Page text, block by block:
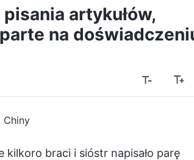
artykułów,
na
Chiny
kilkoro braci i sióstr napisało parę